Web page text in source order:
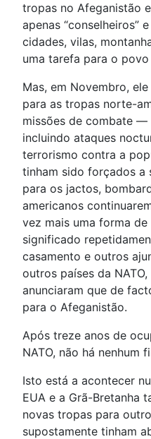
tropas no Afeganistão
apenas “conselheiros”
cidades, vilas,
uma tarefa para o povo
Mas, em Novembro,
para as tropas norte-
missões de combate —
incluindo ataques
terrorismo contra a
tinham sido forçados
para os jactos,
americanos
vez mais uma forma
significado
casamento e outros
outros países da
anunciaram que de
para o Afeganistão.
Após treze anos de
NATO, não há nenhum
Isto está a acontecer
EUA e a Grã-Bretanha
novas tropas para
supostamente tinham